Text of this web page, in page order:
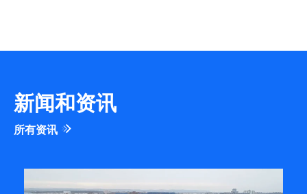
新闻和资讯
所有资讯